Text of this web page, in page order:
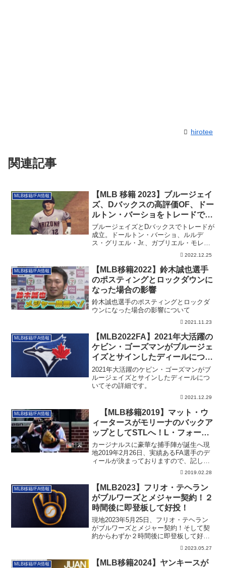
hirotee
関連記事
MLB移籍/FA情報
【MLB 移籍 2023】ブルージェイ
ズ、Dバックスの高評価OF、ドー
ルトン・バーショをトレードで獲
得
ブルージェイズとDバックスでトレードが
成立。ドールトン・バーショ、ルルデ
ス・グリエル・Jr.、ガブリエル・モレー
2022.12.25
MLB移籍/FA情報
【MLB移籍2022】鈴木誠也選手
のポスティングとロックダウンに
なった場合の影響
鈴木誠也選手のポスティングとロックダ
ウンになった場合の影響について
2021.11.23
MLB移籍/FA情報
【MLB2022FA】2021年大活躍の
ケビン・ゴーズマンがブルージェ
イズとサインしたディールについ
て
2021年大活躍のケビン・ゴーズマンがブ
ルージェイズとサインしたディールにつ
いてその詳細です。
2021.12.29
MLB移籍/FA情報
【MLB移籍2019】マット・ウ
ィータースがモリーナのバックア
ップとしてSTLへ！L・フォーサ
イスはTEXに決定
カージナルスに豪華な捕手陣が誕生へ現
地2019年2月26日、実績あるFA選手のデ
ィールが決まっておりますので、記して
2019.02.28
MLB移籍/FA情報
【MLB2023】フリオ・テヘラン
がブルワーズとメジャー契約！２
時間後に即登板して好投！
現地2023年5月25日、フリオ・テヘラン
がブルワーズとメジャー契約！そして契
約からわずか２時間後に即登板して好投
しました。これまでの経緯も含めた詳細
2023.05.27
MLB移籍/FA情報
【MLB移籍2024】ヤンキースが